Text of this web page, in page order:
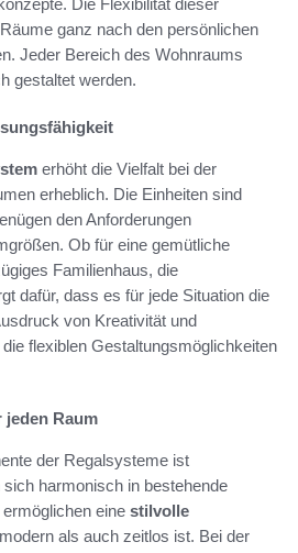
Die Flexibilität dieser
ganz nach den persönlichen
Jeder Bereich des Wohnraums
gestaltet werden.
erhöht die Vielfalt bei der
erheblich. Die Einheiten sind
den Anforderungen
Ob für eine gemütliche
Familienhaus, die
dafür, dass es für jede Situation die
von Kreativität und
flexiblen Gestaltungsmöglichkeiten
Raum
der Regalsysteme ist
harmonisch in bestehende
eine stilvolle
als auch zeitlos ist. Bei der